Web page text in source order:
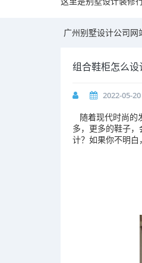
广州别墅设计公司网
组合鞋柜怎么
2022-05-
随着现代时尚的
多，更多的鞋子
计？如果你不明白